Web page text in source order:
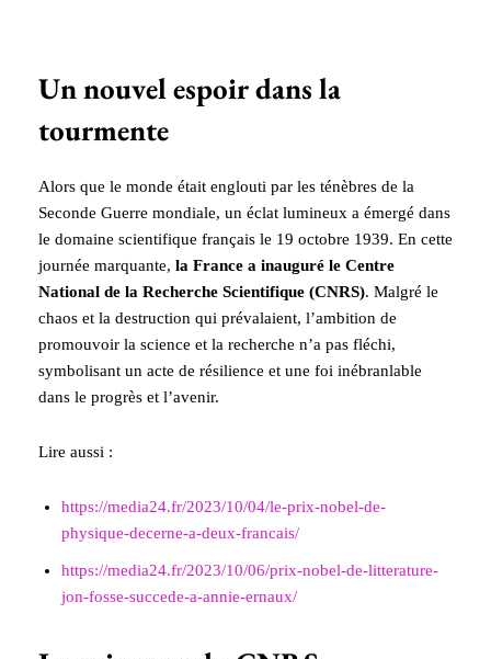
Un nouvel espoir dans la
tourmente
Alors que le monde était englouti par les ténèbres de la
Seconde Guerre mondiale, un éclat lumineux a émergé dans
le domaine scientifique français le 19 octobre 1939. En cette
journée marquante, la France a inauguré le Centre
National de la Recherche Scientifique (CNRS). Malgré le
chaos et la destruction qui prévalaient, l’ambition de
promouvoir la science et la recherche n’a pas fléchi,
symbolisant un acte de résilience et une foi inébranlable
dans le progrès et l’avenir.
Lire aussi :
https://media24.fr/2023/10/04/le-prix-nobel-de-
physique-decerne-a-deux-francais/
https://media24.fr/2023/10/06/prix-nobel-de-litterature-
jon-fosse-succede-a-annie-ernaux/